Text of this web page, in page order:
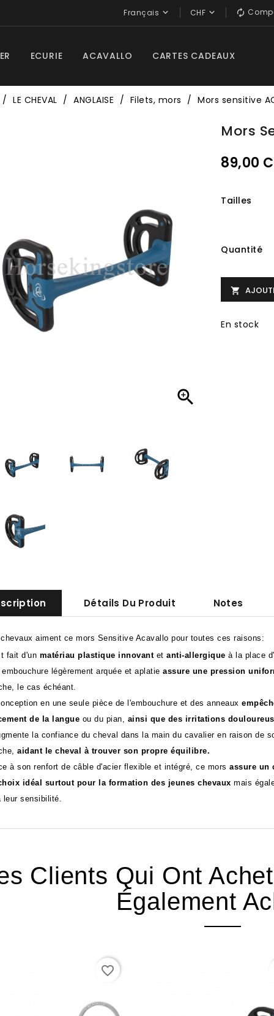

CHF 
Français 
ECURIE ACAVALLO CARTES CADEAUX
LE CHEVAL ANGLAISE Filets, mors Mors sensitive

Mors
89,00
Tailles
Quantité

En stock
Détails Du Produit Notes
aiment ce mors Sensitive Acavallo pour toutes ces raisons:
fait d'un matériau plastique innovantet anti-allergique à la place
légèrement arquée et aplatie assure une pression
le cas échéant.
en une seule pièce de l'embouchure et des anneaux
de la langue ou du pian, ainsi que des irritations
la confiance du cheval dans la main du cavalier en raison de
aidant le cheval à trouver son propre équilibre.
à son renfort de câble d'acier flexible et intégré, ce mors assure un
idéal surtout pour la formation des jeunes chevaux mais
leur sensibilité.
Clients Qui Ont
Également
favorite_border